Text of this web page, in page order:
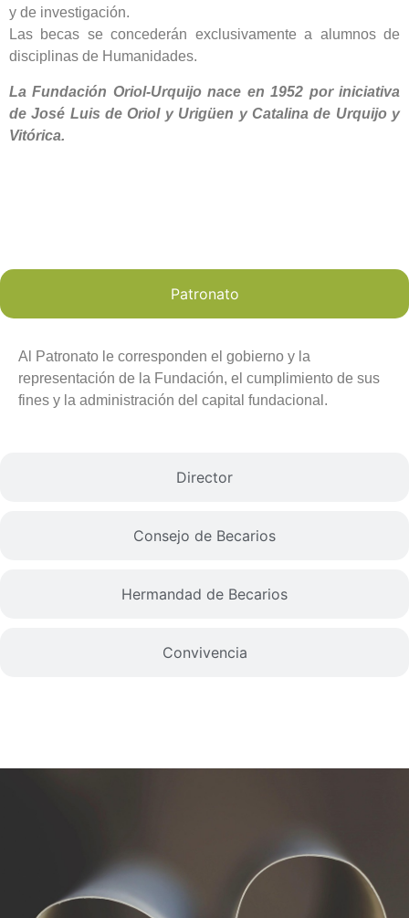
y de investigación.
Las becas se concederán exclusivamente a alumnos de
disciplinas de Humanidades.
La Fundación Oriol-Urquijo nace en 1952 por iniciativa
de José Luis de Oriol y Urigüen y Catalina de Urquijo y
Vitórica.
Patronato
Director
Consejo de Becarios
Hermandad de Becarios
Convivencia
Al Patronato le corresponden el gobierno y la
representación de la Fundación, el cumplimiento de sus
fines y la administración del capital fundacional.​